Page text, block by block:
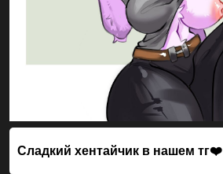
Сладкий хентайчик в нашем тг❤️